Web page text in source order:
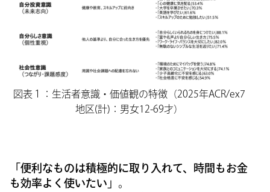
図表１：生活者意識・価値観の特徴（2025年ACR/ex7
地区(計)：男女12-69才）
「便利なものは積極的に取り入れて、時間もお金
も効率よく使いたい」。